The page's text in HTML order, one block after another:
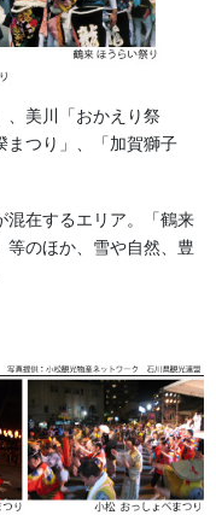
、美川「おかえり祭
まつり」、「加賀獅子
在するエリア。「鶴来
等のほか、雪や自然、豊